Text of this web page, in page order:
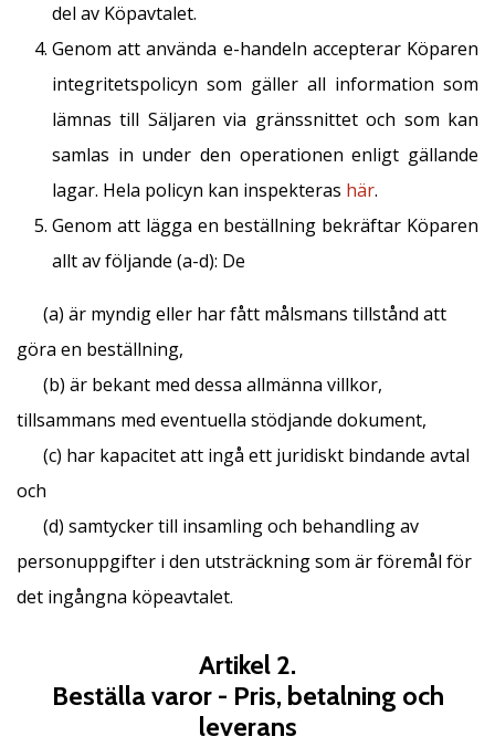
del av Köpavtalet.
Genom att använda e-handeln accepterar Köparen
integritetspolicyn som gäller all information som
lämnas till Säljaren via gränssnittet och som kan
samlas in under den operationen enligt gällande
lagar. Hela policyn kan inspekteras här.
Genom att lägga en beställning bekräftar Köparen
allt av följande (a-d): De
(a) är myndig eller har fått målsmans tillstånd att
göra en beställning,
(b) är bekant med dessa allmänna villkor,
tillsammans med eventuella stödjande dokument,
(c) har kapacitet att ingå ett juridiskt bindande avtal
och
(d) samtycker till insamling och behandling av
personuppgifter i den utsträckning som är föremål för
det ingångna köpeavtalet.
Artikel 2.
Beställa varor - Pris, betalning och
leverans